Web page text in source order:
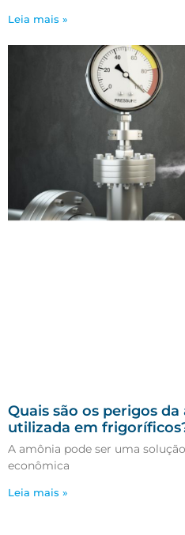
Leia mais »
Quais são os perigos
utilizada em
A amônia pode ser uma
econômica
Leia mais »